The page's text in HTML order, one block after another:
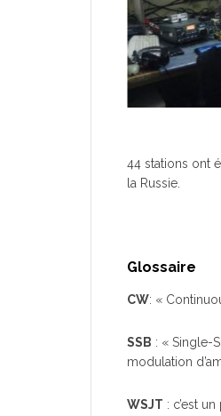
44 stations ont
la Russie.
Glossaire
CW: «
SSB : « Single-
modulation
WSJT : c’est